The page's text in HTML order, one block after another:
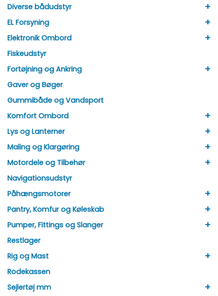
Diverse bådudstyr +
EL Forsyning +
Elektronik Ombord +
Fiskeudstyr
Fortøjning og Ankring
+
Gaver og Bøger
Gummibåde og Vandsport
Komfort Ombord
+
Lys og Lanterner +
Maling og Klargøring +
Motordele og Tilbehør +
Navigationsudstyr
Påhængsmotorer
+
Pantry, Komfur og Køleskab +
Pumper, Fittings og Slanger +
Restlager
Rig og Mast
+
Rodekassen
Sejlertøj mm
+